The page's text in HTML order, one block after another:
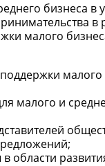
бизнеса
в
малого
малого и